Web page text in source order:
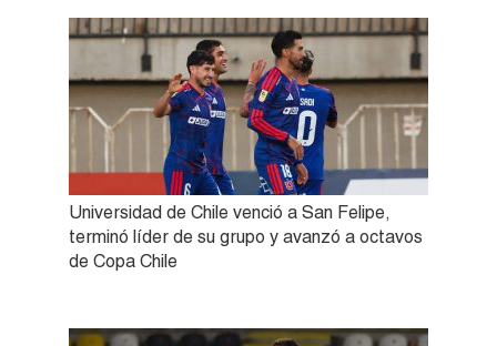
Universidad de Chile venció a San Felipe,
terminó líder de su grupo y avanzó a octavos
de Copa Chile